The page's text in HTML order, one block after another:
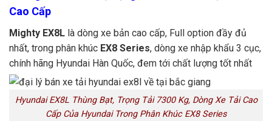
Cao Cấp
Mighty EX8L là dòng xe bản cao cấp, Full option đầy đủ
nhất, trong phân khúc EX8 Series, dòng xe nhập khẩu 3 cục,
chính hãng Hyundai Hàn Quốc, đem tới chất lượng tốt nhất
Hyundai EX8L Thùng Bạt, Trọng Tải 7300 Kg, Dòng Xe Tải Cao
Cấp Của Hyundai Trong Phân Khúc EX8 Series